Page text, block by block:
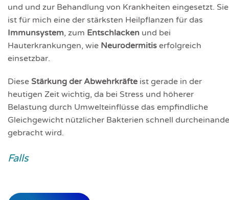
und und zur Behandlung von Krankheiten eingesetzt. Sie
ist für mich eine der stärksten Heilpflanzen für das
Immunsystem, zum Entschlacken und bei
Hauterkrankungen, wie Neurodermitis erfolgreich
einsetzbar.
Diese Stärkung der Abwehrkräfte ist gerade in der
heutigen Zeit wichtig, da bei Stress und höherer
Belastung durch Umwelteinflüsse das empfindliche
Gleichgewicht nützlicher Bakterien schnell
gebracht wird.
Falls